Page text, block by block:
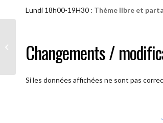
Lundi 18h00-19H30 : Thème libre et
Changements /
Si les données affichées ne sont pas
partages )